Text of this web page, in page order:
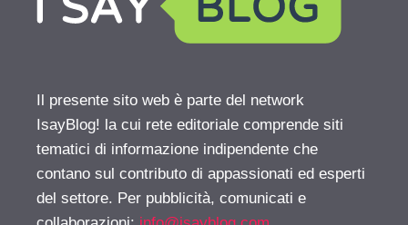
Il presente sito web è parte del network
IsayBlog! la cui rete editoriale comprende siti
tematici di informazione indipendente che
contano sul contributo di appassionati ed esperti
del settore. Per pubblicità, comunicati e